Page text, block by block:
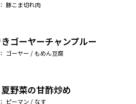
豚こま切れ肉
ゴーヤーチャンプルー
ゴーヤー / もめん豆腐
野菜の甘酢炒め
ピーマン / なす